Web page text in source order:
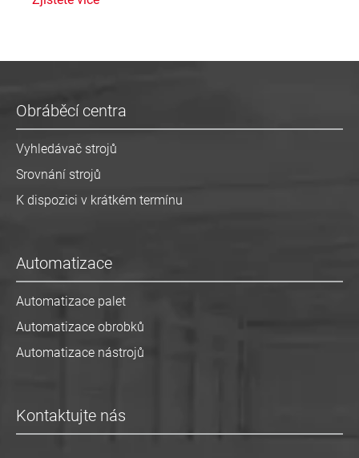
Obráběcí centra
Vyhledávač strojů
Srovnání strojů
K dispozici v krátkém termínu
Automatizace
Automatizace palet
Automatizace obrobků
Automatizace nástrojů
Kontaktujte nás